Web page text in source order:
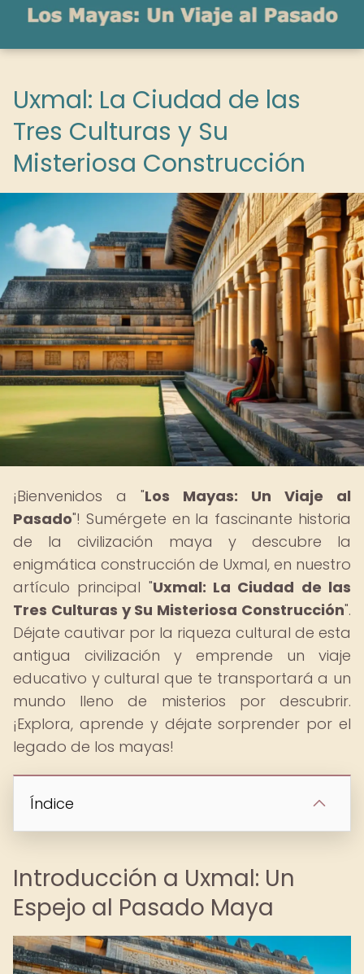
Uxmal: La Ciudad de las
Tres Culturas y Su
Misteriosa Construcción
¡Bienvenidos a "Los Mayas: Un Viaje al
Pasado"! Sumérgete en la fascinante historia
de la civilización maya y descubre la
enigmática construcción de Uxmal, en nuestro
artículo principal "Uxmal: La Ciudad de las
Tres Culturas y Su Misteriosa Construcción".
Déjate cautivar por la riqueza cultural de esta
antigua civilización y emprende un viaje
educativo y cultural que te transportará a un
mundo lleno de misterios por descubrir.
¡Explora, aprende y déjate sorprender por el
legado de los mayas!
Índice
Introducción a Uxmal: Un
Espejo al Pasado Maya